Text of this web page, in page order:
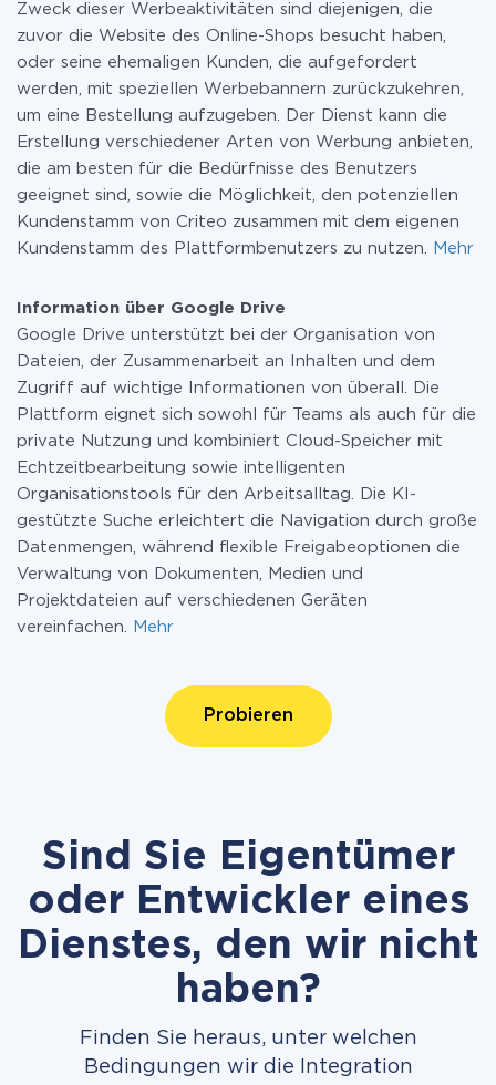
Zweck dieser Werbeaktivitäten sind diejenigen, die
zuvor die Website des Online-Shops besucht haben,
oder seine ehemaligen Kunden, die aufgefordert
werden, mit speziellen Werbebannern zurückzukehren,
um eine Bestellung aufzugeben. Der Dienst kann die
Erstellung verschiedener Arten von Werbung anbieten,
die am besten für die Bedürfnisse des Benutzers
geeignet sind, sowie die Möglichkeit, den potenziellen
Kundenstamm von Criteo zusammen mit dem eigenen
Kundenstamm des Plattformbenutzers zu nutzen.
Mehr
Information über Google Drive
Google Drive unterstützt bei der Organisation von
Dateien, der Zusammenarbeit an Inhalten und dem
Zugriff auf wichtige Informationen von überall. Die
Plattform eignet sich sowohl für Teams als auch für die
private Nutzung und kombiniert Cloud-Speicher mit
Echtzeitbearbeitung sowie intelligenten
Organisationstools für den Arbeitsalltag. Die KI-
gestützte Suche erleichtert die Navigation durch große
Datenmengen, während flexible Freigabeoptionen die
Verwaltung von Dokumenten, Medien und
Projektdateien auf verschiedenen Geräten
vereinfachen.
Mehr
Probieren
Sind Sie Eigentümer
oder Entwickler eines
Dienstes, den wir nicht
haben?
Finden Sie heraus, unter welchen
Bedingungen wir die Integration